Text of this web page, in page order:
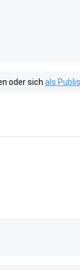
oder sich als